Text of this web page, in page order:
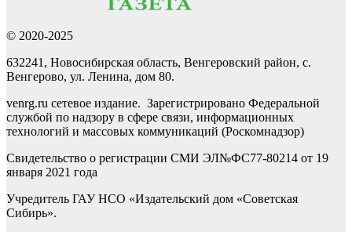
© 2020-2025
632241, Новосибирская область, Венгеровский район, с.
Венгерово, ул. Ленина, дом 80.
venrg.ru сетевое издание. Зарегистрировано Федеральной
службой по надзору в сфере связи, информационных
технологий и массовых коммуникаций (Роскомнадзор)
Свидетельство о регистрации СМИ ЭЛ№ФС77-80214 от 19
января 2021 года
Учредитель ГАУ НСО «Издательский дом «Советская
Сибирь».